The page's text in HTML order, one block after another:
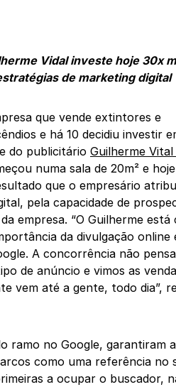
Vidal investe hoje 30x
de marketing digital
que vende extintores e
e há 10 decidiu investir
do publicitário Guilherme
numa sala de 20m² e
que o empresário
pela capacidade de
empresa. “O Guilherme está
da divulgação online
A concorrência não
de anúncio e vimos as
vem até a gente, todo dia”,
ramo no Google, garantiram
como uma referência no
a ocupar o buscador,